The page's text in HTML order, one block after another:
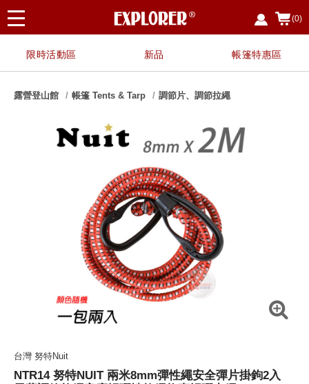
(0)
限時活動區 新品 帳篷特惠區
露營登山館 帳篷 Tents & Tarp 調節片、調節拉繩
台灣 努特Nuit
NTR14 努特NUIT 兩米8mm彈性繩安全彈片掛鉤2入